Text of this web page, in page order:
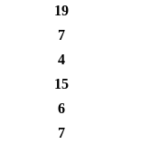
19
7
4
15
6
7